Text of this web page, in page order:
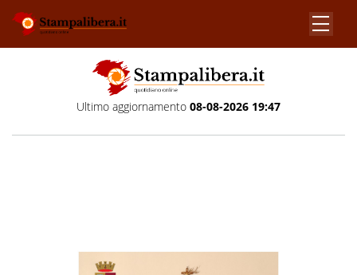
Ultimo aggiornamento 08-08-2026 19:47